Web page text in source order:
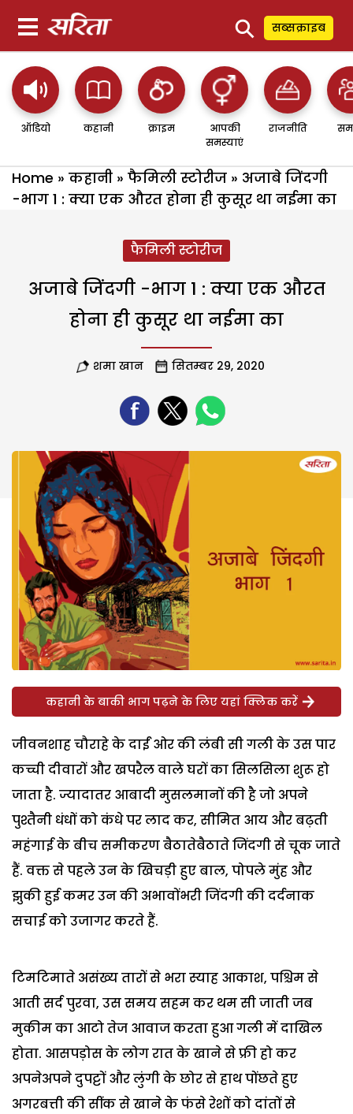
⚲ सब्सक्राइब
ऑडियो कहानी क्राइम
आपकी
समस्याएं
राजनीति
Home » कहानी » फैमिली स्टोरीज » अजाबे जिंदगी
-भाग 1 : क्या एक औरत होना ही कुसूर था नईमा का
फैमिली स्टोरीज
अजाबे जिंदगी -भाग 1 : क्या एक औरत
होना ही कुसूर था नईमा का
शमा खान सितम्बर 29, 2020
कहानी के बाकी भाग पढ़ने के लिए यहां क्लिक करें
जीवनशाह चौराहे के दाईं ओर की लंबी सी गली के उस पार
कच्ची दीवारों और खपरैल वाले घरों का सिलसिला शुरू हो
जाता है. ज्यादातर आबादी मुसलमानों की है जो अपने
पुश्तैनी धंधों को कंधे पर लाद कर, सीमित आय और बढ़ती
महंगाई के बीच समीकरण बैठातेबैठाते जिंदगी से चूक जाते
हैं. वक्त से पहले उन के खिचड़ी हुए बाल, पोपले मुंह और
झुकी हुई कमर उन की अभावोंभरी जिंदगी की दर्दनाक
सचाई को उजागर करते हैं.
टिमटिमाते असंख्य तारों से भरा स्याह आकाश, पश्चिम से
आती सर्द पुरवा, उस समय सहम कर थम सी जाती जब
मुकीम का आटो तेज आवाज करता हुआ गली में दाखिल
होता. आसपड़ोस के लोग रात के खाने से फ्री हो कर
अपनेअपने दुपट्टों और लुंगी के छोर से हाथ पोंछते हुए
अगरबत्ती की सींक से खाने के फंसे रेशों को दांतों से